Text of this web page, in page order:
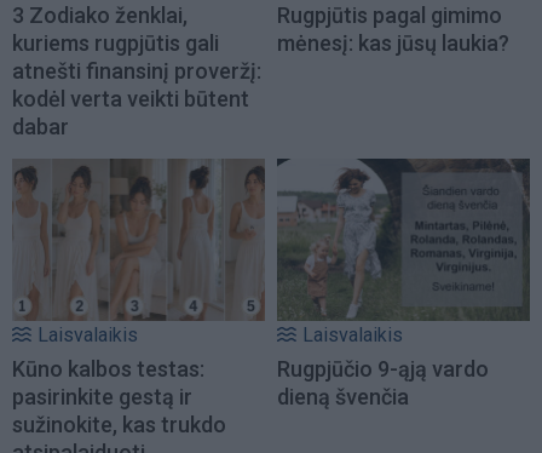
3 Zodiako ženklai,
kuriems rugpjūtis gali
atnešti finansinį proveržį:
kodėl verta veikti būtent
dabar
Rugpjūtis pagal gimimo
mėnesį: kas jūsų laukia?
Laisvalaikis
Kūno kalbos testas:
pasirinkite gestą ir
sužinokite, kas trukdo
Laisvalaikis
Rugpjūčio 9-ąją vardo
dieną švenčia